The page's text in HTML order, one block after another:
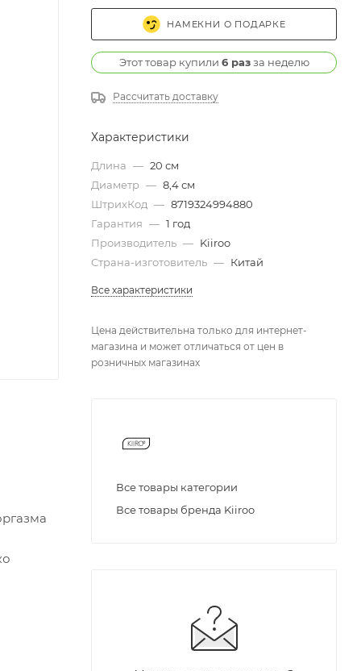
НАМЕКНИ О ПОДАРКЕ
Этот товар купили 6 разза неделю
Рассчитать доставку
Характеристики
Длина — 20 см
Диаметр — 8,4 см
ШтрихКод — 8719324994880
Гарантия — 1 год
Производитель — Kiiroo
Страна-изготовитель — Китай
Все характеристики
Цена действительна только для интернет-
магазина и может отличаться от цен в
розничных магазинах
Все товары категории
Все товары бренда Kiiroo